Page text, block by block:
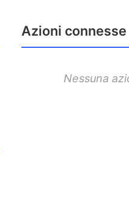
Azioni connesse
Nessuna